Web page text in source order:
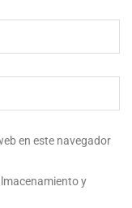
en este navegador
y